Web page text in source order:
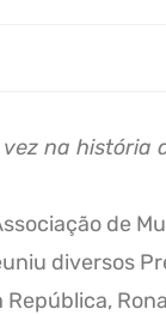
na história
de
diversos